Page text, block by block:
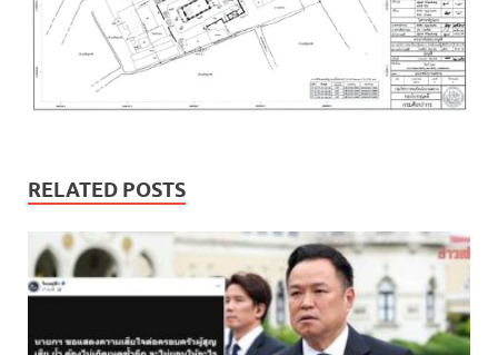
RELATED POSTS